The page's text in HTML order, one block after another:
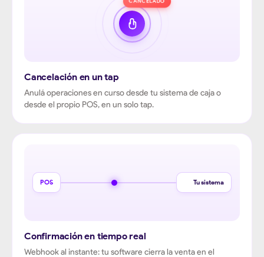
Cancelación en un tap
Anulá operaciones en curso desde tu sistema de caja o
desde el propio POS, en un solo tap.
POS Tu sistema
Confirmación en tiempo real
Webhook al instante: tu software cierra la venta en el